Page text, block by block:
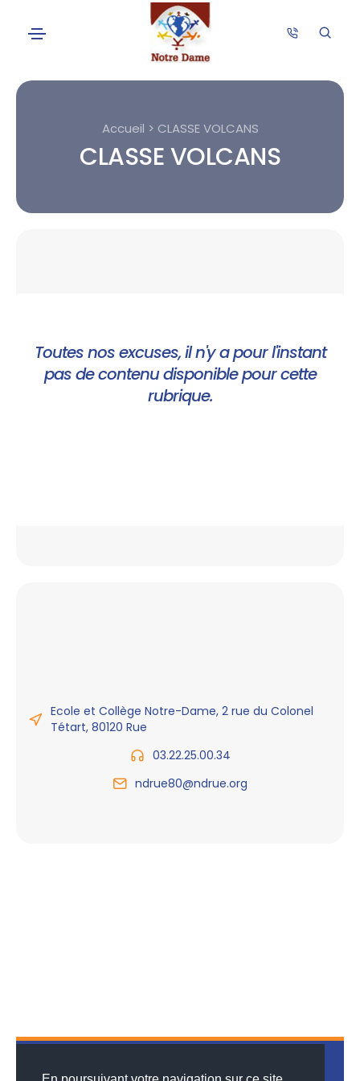
Accueil > CLASSE VOLCANS
CLASSE VOLCANS
Toutes nos excuses, il n'y a pour l'instant
pas de contenu disponible pour cette
rubrique.
Ecole et Collège Notre-Dame, 2 rue du Colonel
Tétart, 80120 Rue
03.22.25.00.34
ndrue80@ndrue.org